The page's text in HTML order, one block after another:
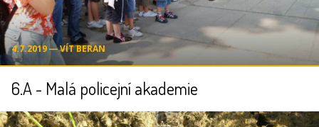
4.7.2019 ― VÍT BERAN
6.A - Malá policejní akademie